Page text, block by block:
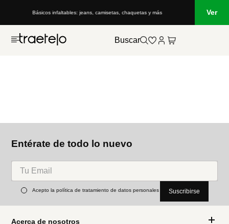
Básicos infaltables: jeans, camisetas, chaquetas y más Ver
Buscar
Entérate de todo lo nuevo
Acepto la política de tratamiento de datos personales Suscribirse
Acerca de nosotros